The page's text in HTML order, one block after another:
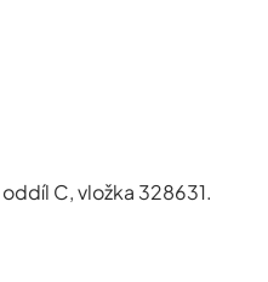
C, vložka 328631.